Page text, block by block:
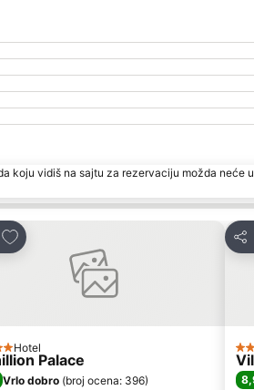
koju vidiš na sajtu za rezervaciju možda neće
Dodati u favorite
Hotel
Palace
Vrlo dobro (broj ocena: 396)
Deli
3